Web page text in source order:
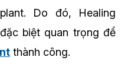
Do đó, Healing
biệt quan trọng để
thành công.